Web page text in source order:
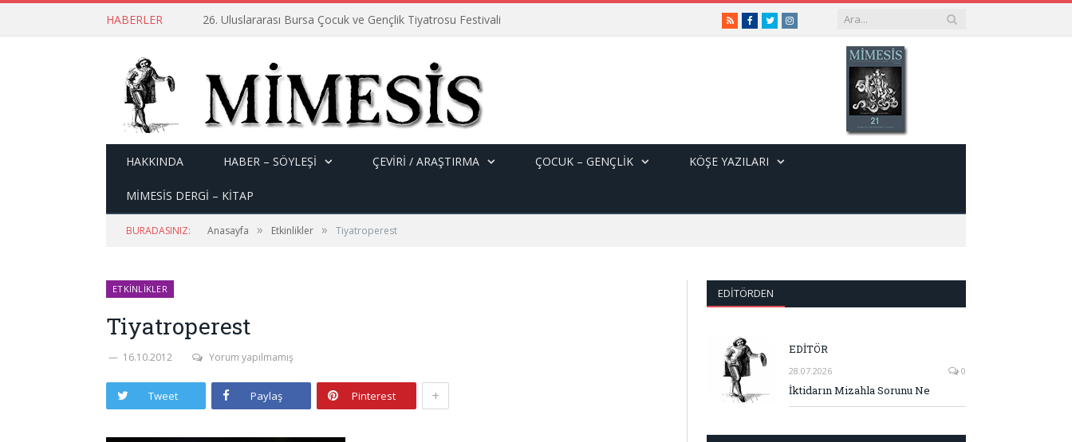
HABERLER 26. Uluslararası Bursa Çocuk ve Gençlik Tiyatrosu Festivali RSSFacebook
TwitterInstagram
HAKKINDA HABER – SÖYLEŞI ÇEVİRİ / ARAŞTIRMA ÇOCUK – GENÇLIK KÖŞE YAZILARI
MİMESİS DERGİ – KİTAP
BURADASINIZ: Anasayfa » Etkinlikler » Tiyatroperest
ETKINLIKLER
Tiyatroperest
16.10.2012 Yorum yapılmamış
Tweet Paylaş Pinterest +
EDITÖRDEN
EDİTÖR
28.07.2026 0
İktidarın Mizahla Sorunu Ne